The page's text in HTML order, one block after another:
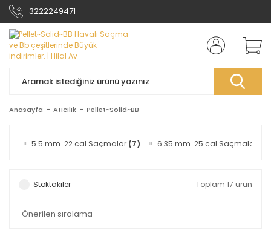
3222249471
Anasayfa Atıcılık Pellet~Solid~BB
5.5 mm .22 cal Saçmalar (7) 6.35 mm .25 cal Saçmalar
Stoktakiler Toplam 17 ürün